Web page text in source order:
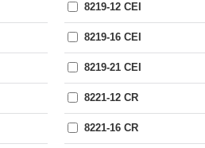
8219-12 CEI
8219-16 CEI
8219-21 CEI
8221-12 CR
8221-16 CR